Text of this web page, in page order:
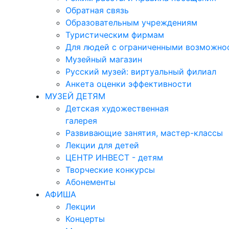
Обратная связь
Образовательным учреждениям
Туристическим фирмам
Для людей с ограниченными
Музейный магазин
Русский музей: виртуальный филиал
Анкета оценки эффективности
МУЗЕЙ ДЕТЯМ
Детская художественная
галерея
Развивающие занятия, мастер-классы
Лекции для детей
ЦЕНТР ИНВЕСТ - детям
Творческие конкурсы
Абонементы
АФИША
Лекции
Концерты